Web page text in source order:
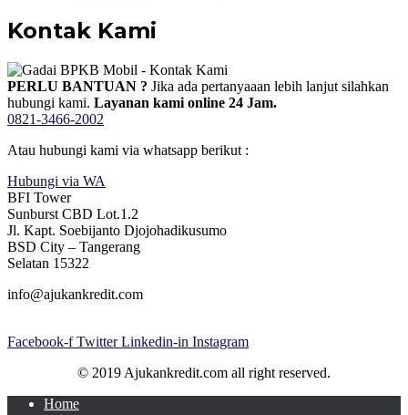
Kontak Kami
PERLU BANTUAN ? Jika ada pertanyaaan lebih lanjut silahkan
hubungi kami. Layanan kami online 24 Jam.
0821-3466-2002
Atau hubungi kami via whatsapp berikut :
Hubungi via WA
BFI Tower
Sunburst CBD Lot.1.2
Jl. Kapt. Soebijanto Djojohadikusumo
BSD City – Tangerang
Selatan 15322
info@ajukankredit.com
Facebook-f Twitter Linkedin-in Instagram
© 2019 Ajukankredit.com all right reserved.
Home